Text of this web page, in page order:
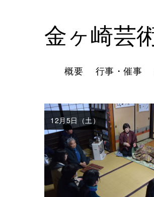
金ヶ崎芸
概要 行事・催事
12月5日（土）